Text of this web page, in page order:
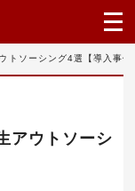
トソーシング4選【導入事例
アウトソーシ